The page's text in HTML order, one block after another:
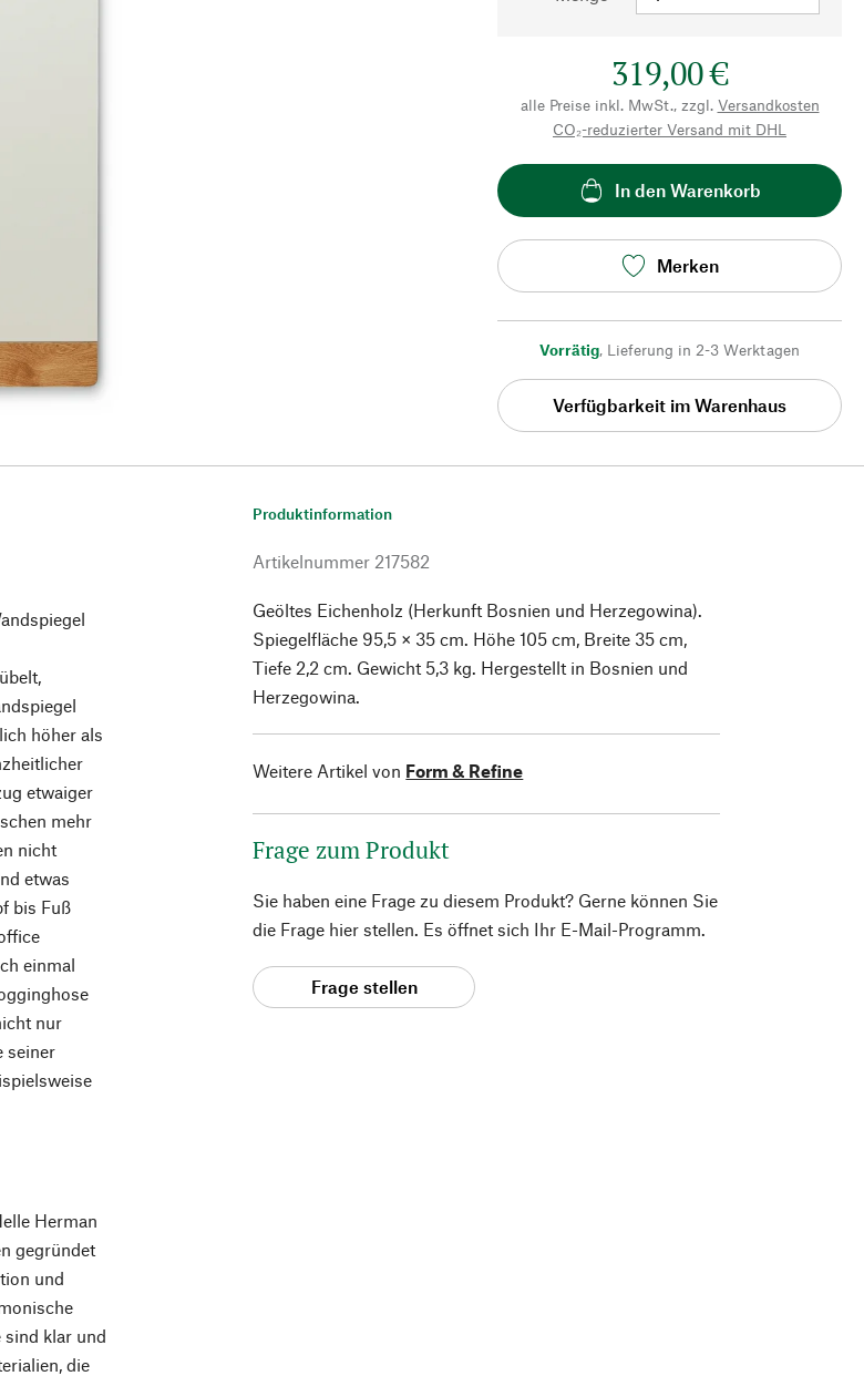
319,00 €
alle Preise inkl. MwSt., zzgl. Versandkosten
CO₂-reduzierter Versand mit DHL
In den Warenkorb
Merken
Vorrätig, Lieferung in 2-3 Werktagen
Verfügbarkeit im Warenhaus
höher als
etwaiger
mehr
nicht
etwas
bis Fuß
einmal
nur
seiner
Herman
gegründet
und
klar und
die
Produktinformation
Artikelnummer 217582
Geöltes Eichenholz (Herkunft Bosnien und Herzegowina).
Spiegelfläche 95,5 × 35 cm. Höhe 105 cm, Breite 35 cm,
Tiefe 2,2 cm. Gewicht 5,3 kg. Hergestellt in Bosnien und
Herzegowina.
Weitere Artikel von Form & Refine
Frage zum Produkt
Sie haben eine Frage zu diesem Produkt? Gerne können Sie
die Frage hier stellen. Es öffnet sich Ihr E-Mail-Programm.
Frage stellen